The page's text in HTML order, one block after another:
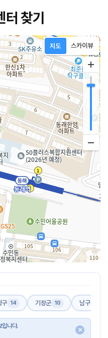
찾기
구 14 기장군 10 남구
입니다.
✕